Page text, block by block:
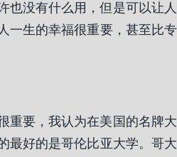
也没有什么用，但是可以让人
一生的幸福很重要，甚至比专
重要，我认为在美国的名牌大
最好的是哥伦比亚大学。哥大